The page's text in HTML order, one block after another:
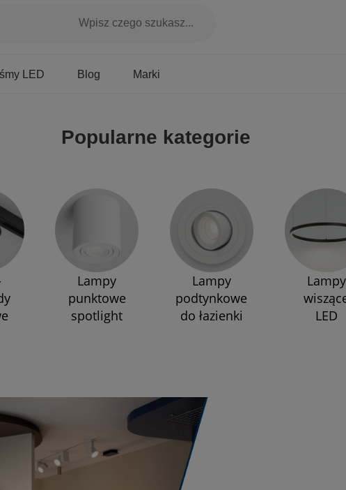
Blog
LED Marki
Popularne kategorie
Lampy
punktowe
spotlight
Lampy
podtynkowe
do łazienki
Lampy
LED